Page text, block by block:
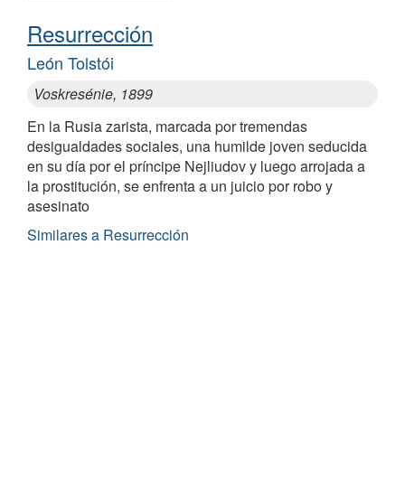
Resurrección
León Tolstói
Voskresénie, 1899
En la Rusia zarista, marcada por tremendas
desigualdades sociales, una humilde joven seducida
en su día por el príncipe Nejliudov y luego arrojada a
la prostitución, se enfrenta a un juicio por robo y
asesinato
Similares a Resurrección